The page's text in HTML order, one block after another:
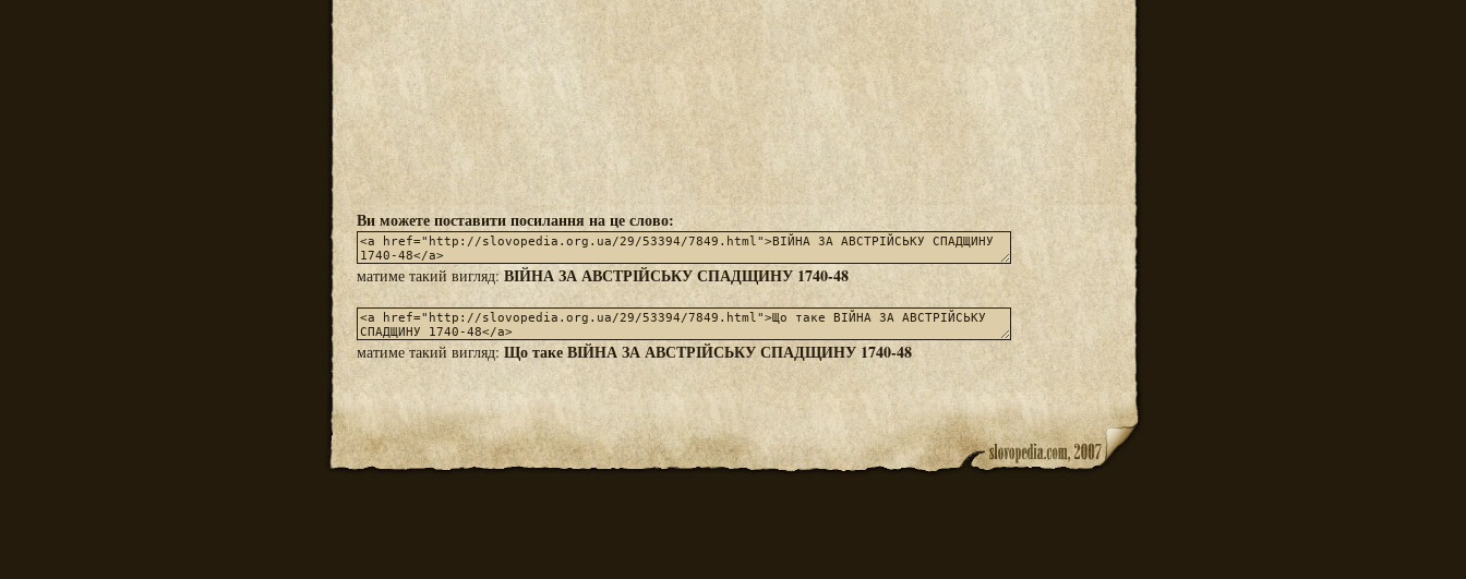
Ви можете поставити посилання на це слово:
матиме такий вигляд:ВІЙНА ЗА АВСТРІЙСЬКУ СПАДЩИНУ 1740-48
матиме такий вигляд: Що таке ВІЙНА ЗА АВСТРІЙСЬКУ СПАДЩИНУ 1740-48